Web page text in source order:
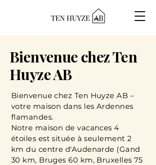
Bienvenue chez Ten
Huyze AB
Bienvenue chez Ten Huyze AB –
votre maison dans les Ardennes
flamandes.
Notre maison de vacances 4
étoiles est située à seulement 2
km du centre d'Audenarde (Gand
30 km, Bruges 60 km, Bruxelles 75